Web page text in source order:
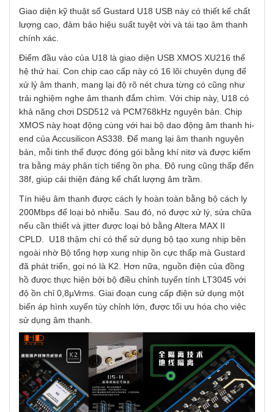
Giao diện kỹ thuật số Gustard U18 USB này có thiết kế chất
lượng cao, đảm bảo hiệu suất tuyệt vời và tái tạo âm thanh
chính xác.
Điểm đầu vào của U18 là giao diện USB XMOS XU216 thế
hệ thứ hai. Con chip cao cấp này có 16 lõi chuyên dụng để
xử lý âm thanh, mang lại độ rõ nét chưa từng có cũng như
trải nghiệm nghe âm thanh đắm chìm. Với chip này, U18 có
khả năng chơi DSD512 và PCM768kHz nguyên bản. Chip
XMOS này hoạt động cùng với hai bộ dao động âm thanh hi-
end của Accusilicon AS338. Để mang lại âm thanh nguyên
bản, mỗi tinh thể được đóng gói bằng khí nitơ và được kiểm
tra bằng máy phân tích tiếng ồn pha. Độ rung cũng thấp đến
38f, giúp cải thiện đáng kể chất lượng âm trầm.
Tín hiệu âm thanh được cách ly hoàn toàn bằng bộ cách ly
200Mbps để loại bỏ nhiễu. Sau đó, nó được xử lý, sửa chữa
nếu cần thiết và jitter được loại bỏ bằng Altera MAX II
CPLD. U18 thậm chí có thể sử dụng bộ tạo xung nhịp bên
ngoài nhờ Bộ tổng hợp xung nhịp ồn cực thấp mà Gustard
đã phát triển, gọi nó là K2. Hơn nữa, nguồn điện của đồng
hồ được thực hiện bởi bộ điều chỉnh tuyến tính LT3045 với
độ ồn chỉ 0,8µVrms. Giai đoạn cung cấp điện sử dụng một
biến áp hình xuyến tùy chỉnh lớn, được tối ưu hóa cho việc
sử dụng âm thanh.